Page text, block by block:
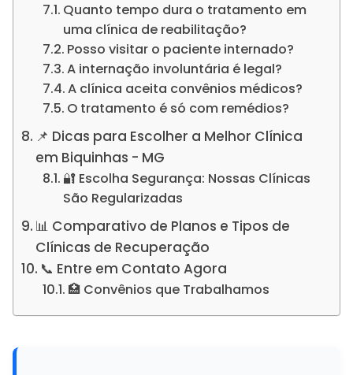
Quanto tempo dura o tratamento em
uma clínica de reabilitação?
Posso visitar o paciente internado?
A internação involuntária é legal?
A clínica aceita convênios médicos?
O tratamento é só com remédios?
📌 Dicas para Escolher a Melhor Clínica
em Biquinhas - MG
🔐 Escolha Segurança: Nossas Clínicas
São Regularizadas
📊 Comparativo de Planos e Tipos de
Clínicas de Recuperação
📞 Entre em Contato Agora
🏥 Convênios que Trabalhamos